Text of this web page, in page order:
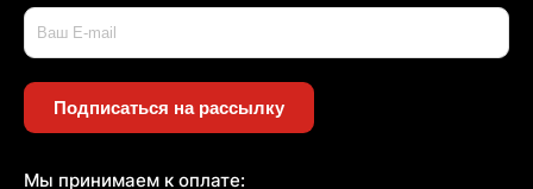
Подписаться на рассылку
Мы принимаем к оплате: